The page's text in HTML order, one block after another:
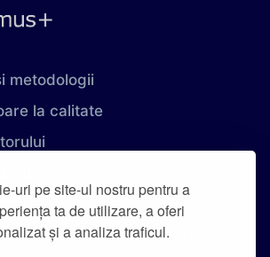
uri pe site-ul nostru pentru a
ta de utilizare, a oferi
și a analiza traficul.
metodologii
la calitate
pe criteriu de sex și a